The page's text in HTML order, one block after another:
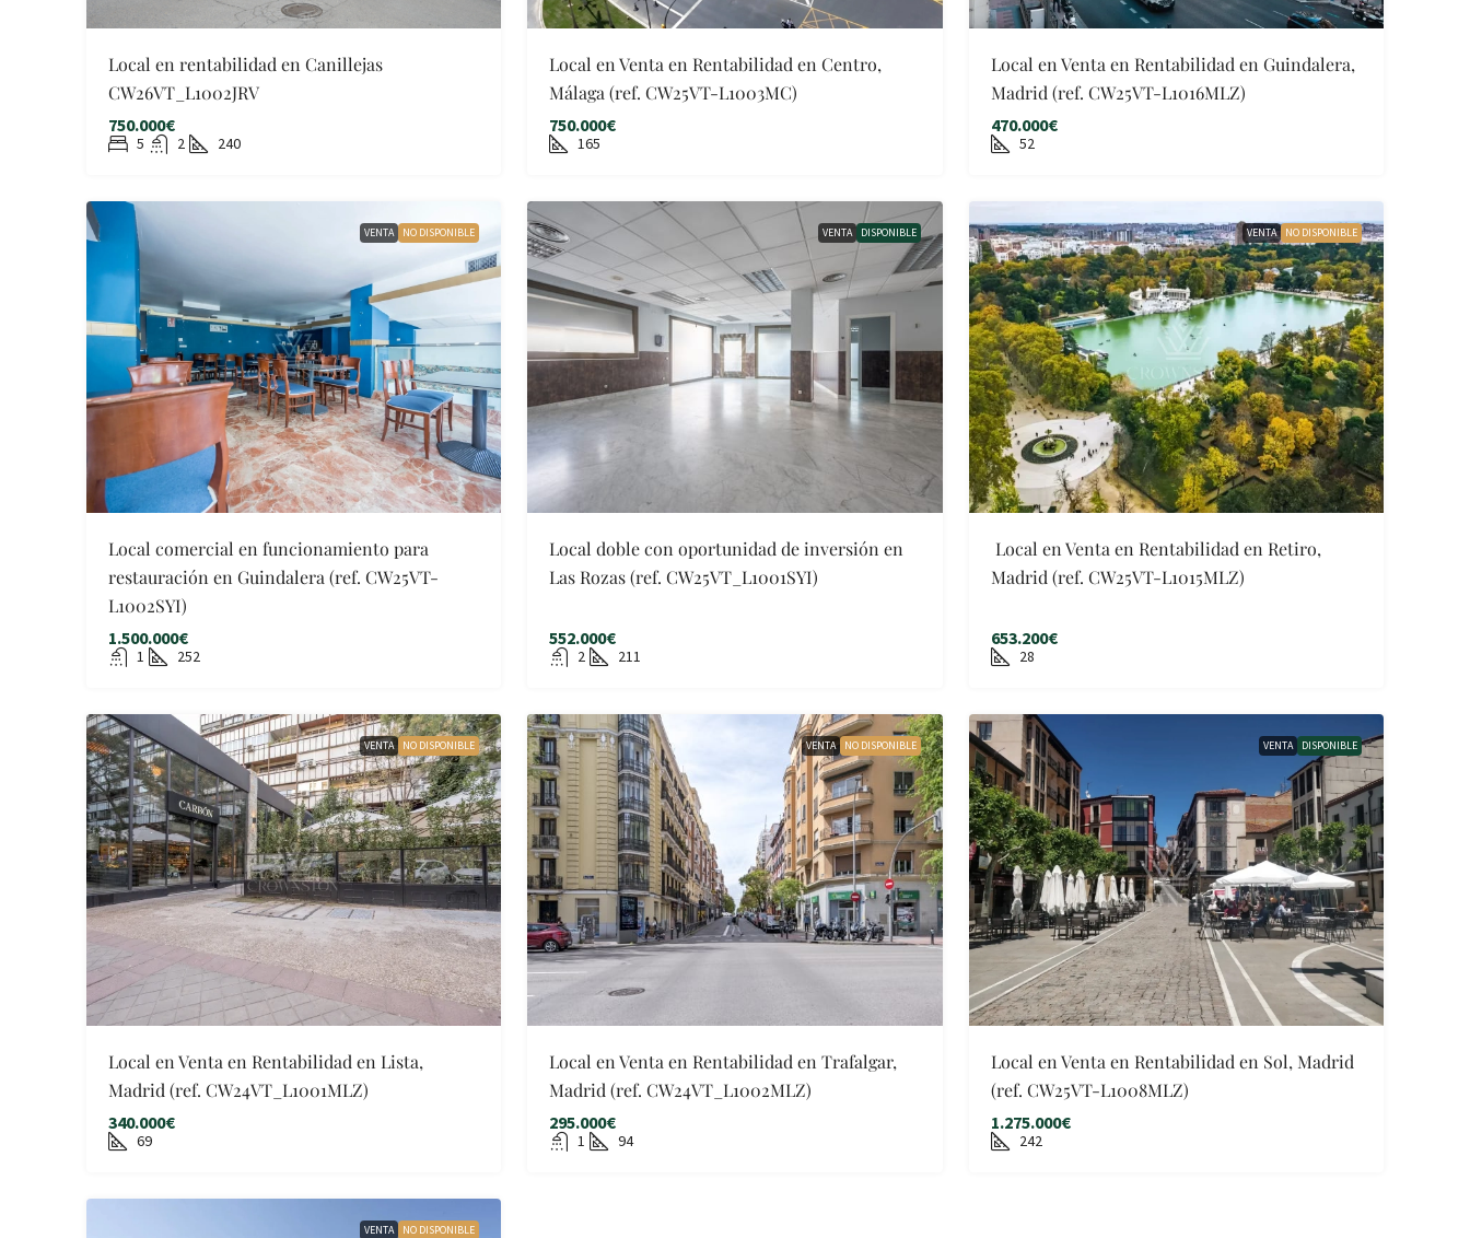
Local en rentabilidad en Canillejas
CW26VT_L1002JRV
750.000€
5 2 240
Local en Venta en Rentabilidad en Centro,
Málaga (ref. CW25VT-L1003MC)
750.000€
165
Local en Venta en Rentabilidad en Guindalera,
Madrid (ref. CW25VT-L1016MLZ)
470.000€
52
VENTA NO DISPONIBLE
Local comercial en funcionamiento para
restauración en Guindalera (ref. CW25VT-
L1002SYI)
1.500.000€
1 252
VENTA DISPONIBLE
Local doble con oportunidad de inversión en
Las Rozas (ref. CW25VT_L1001SYI)
552.000€
2 211
VENTA NO DISPONIBLE
Local en Venta en Rentabilidad en Retiro,
Madrid (ref. CW25VT-L1015MLZ)
653.200€
28
VENTA NO DISPONIBLE
Local en Venta en Rentabilidad en Lista,
Madrid (ref. CW24VT_L1001MLZ)
340.000€
69
VENTA NO DISPONIBLE
Local en Venta en Rentabilidad en Trafalgar,
Madrid (ref. CW24VT_L1002MLZ)
295.000€
1 94
VENTA DISPONIBLE
Local en Venta en Rentabilidad en Sol, Madrid
(ref. CW25VT-L1008MLZ)
1.275.000€
242
VENTA NO DISPONIBLE